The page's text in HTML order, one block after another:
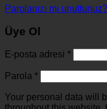
Parolanızı mı unuttunuz?
Üye Ol
E-posta adresi *
Parola *
Your personal data will